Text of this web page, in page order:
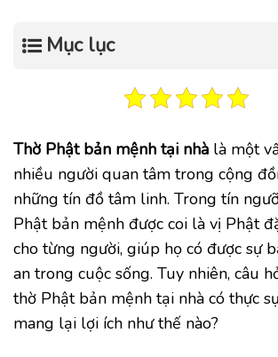
Mục lục
Thờ Phật bản mệnh tại nhà là một
nhiều người quan tâm trong cộng
những tín đồ tâm linh. Trong tín
Phật bản mệnh được coi là vị Phật
cho từng người, giúp họ có được sự
an trong cuộc sống. Tuy nhiên, câu
thờ Phật bản mệnh tại nhà có thực
mang lại lợi ích như thế nào?